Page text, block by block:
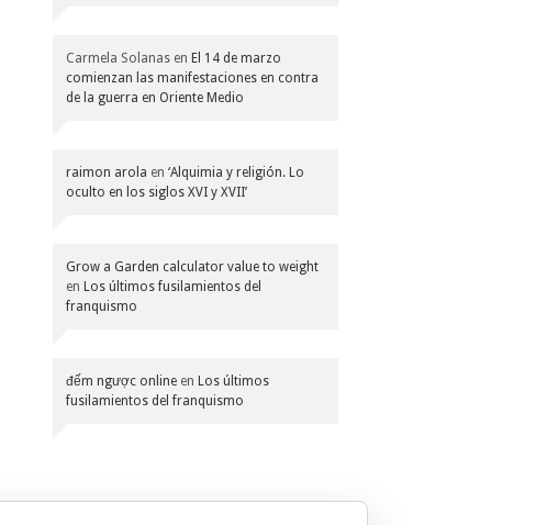
Carmela Solanas en El 14 de marzo
comienzan las manifestaciones en contra
de la guerra en Oriente Medio
raimon arola en ‘Alquimia y religión. Lo
oculto en los siglos XVI y XVII’
Grow a Garden calculator value to weight
en Los últimos fusilamientos del
franquismo
đếm ngược online en Los últimos
fusilamientos del franquismo